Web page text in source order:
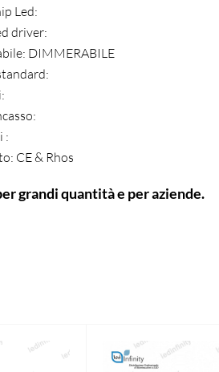
Led:
driver:
DIMMERABILE
:
CE & Rhos
grandi quantità e per aziende.